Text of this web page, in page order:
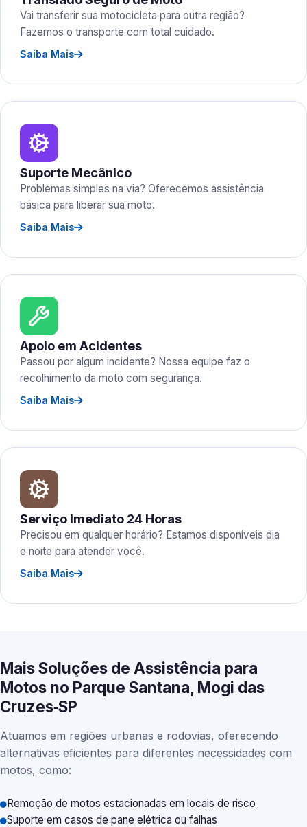
Vai transferir sua motocicleta para outra região?
Fazemos o transporte com total cuidado.
Saiba Mais
Suporte Mecânico
Problemas simples na via? Oferecemos assistência
básica para liberar sua moto.
Saiba Mais
Apoio em Acidentes
Passou por algum incidente? Nossa equipe faz o
recolhimento da moto com segurança.
Saiba Mais
Serviço Imediato 24 Horas
Precisou em qualquer horário? Estamos disponíveis dia
e noite para atender você.
Saiba Mais
Mais Soluções de Assistência para
Motos no Parque Santana, Mogi das
Cruzes‑SP
Atuamos em regiões urbanas e rodovias, oferecendo
alternativas eficientes para diferentes necessidades com
motos, como:
Remoção de motos estacionadas em locais de risco
Suporte em casos de pane elétrica ou falhas